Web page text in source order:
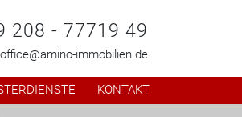
208 - 77719 49
office@amino-immobilien.de
KONTAKT